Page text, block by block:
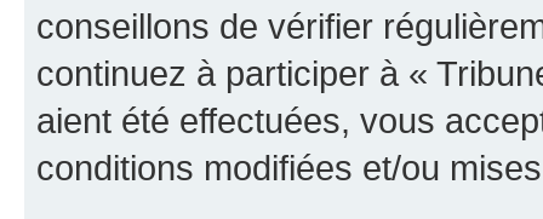
conseillons de vérifier
continuez à participer à «
aient été effectuées, vous
conditions modifiées et/ou